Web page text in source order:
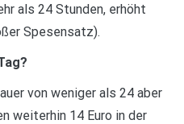
als 24 Stunden, erhöht
Spesensatz).
von weniger als 24 aber
weiterhin 14 Euro in der